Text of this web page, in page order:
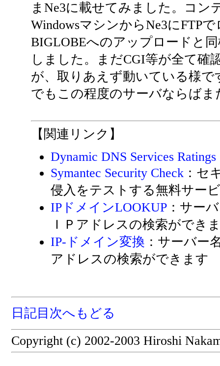
まNe3に載せてみました。コン
WindowsマシンからNe3にFTP
BIGLOBEへのアップロードと
しました。まだCGI等が全て確
が、取りあえず動いている様で
でもこの程度のサーバならば
【関連リンク】
Dynamic DNS Services Ratings
Symantec Security Check ：セ
侵入をテストする無料サー
IPドメインLOOKUP ：サー
ＩＰアドレスの検索ができ
IP-ドメイン変換 ：サーバー
アドレスの検索ができます
日記目次へもどる
Copyright (c) 2002-2003 Hiroshi